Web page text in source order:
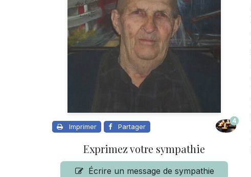
Imprimer Partager
4
Exprimez votre sympathie
Écrire un message de sympathie